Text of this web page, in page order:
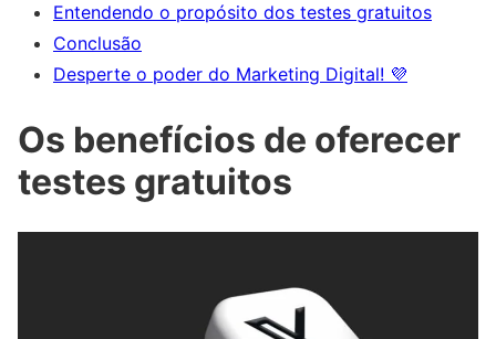
Entendendo o propósito dos testes gratuitos
Conclusão
Desperte o poder do Marketing Digital! 💜
Os benefícios de oferecer
testes gratuitos